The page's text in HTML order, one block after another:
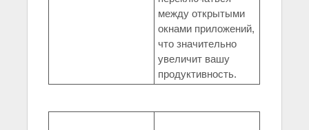
между открытыми
окнами приложений,
что значительно
увеличит вашу
продуктивность.